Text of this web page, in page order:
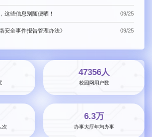
这些信息别随便晒！ 09/25
安全事件报告管理办法》 09/25
47356人
校园网用户数
次
6.3万
办事大厅年均办事